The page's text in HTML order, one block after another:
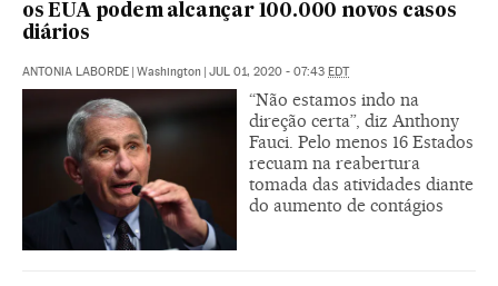
os EUA podem alcançar 100.000 novos casos
diários
ANTONIA LABORDE | Washington | JUL 01, 2020 - 07:43 EDT
“Não estamos indo na
direção certa”, diz Anthony
Fauci. Pelo menos 16 Estados
recuam na reabertura
tomada das atividades diante
do aumento de contágios